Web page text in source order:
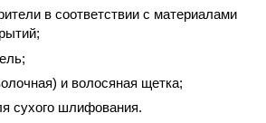
в соответствии с материалами
и волосяная щетка;
сухого шлифования.